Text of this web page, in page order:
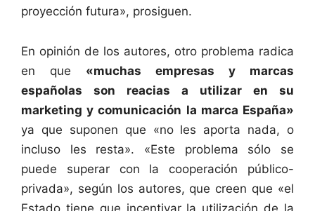
proyección futura», prosiguen.
En opinión de los autores, otro problema radica
en que «muchas empresas y marcas
españolas son reacias a utilizar en su
marketing y comunicación la marca España»
ya que suponen que «no les aporta nada, o
incluso les resta». «Este problema sólo se
puede superar con la cooperación público-
privada», según los autores, que creen que «el